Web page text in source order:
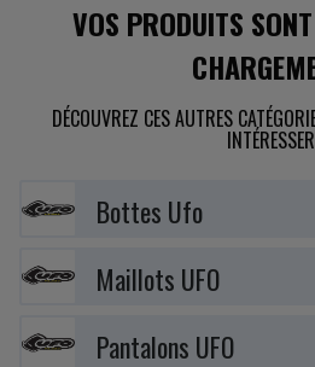
VOS PRODUITS
DÉCOUVREZ CES AUTRES
INTÉRESSER
Bottes Ufo
Maillots UFO
Pantalons UFO